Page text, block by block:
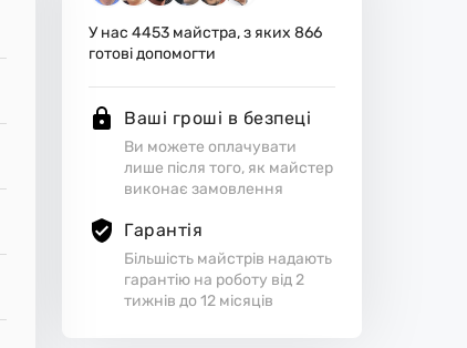
У нас4453 майстра, з яких866
готові допомогти
Ваші гроші в безпеці
Ви можете оплачувати
лише після того, як майстер
виконає замовлення
Гарантія
Більшість майстрів надають
гарантію на роботу від 2
тижнів до 12 місяців